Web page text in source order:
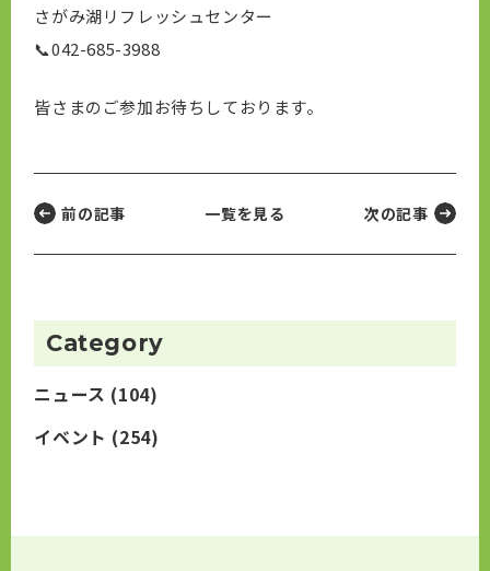
さがみ湖リフレッシュセンター
📞042-685-3988
皆さまのご参加お待ちしております。
前の記事 一覧を見る 次の記事
Category
ニュース (104)
イベント (254)